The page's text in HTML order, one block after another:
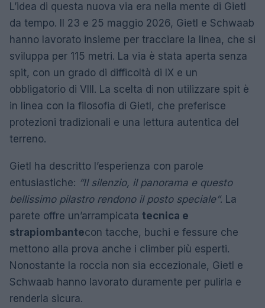
L’idea di questa nuova via era nella mente di Gietl
da tempo. Il 23 e 25 maggio 2026, Gietl e Schwaab
hanno lavorato insieme per tracciare la linea, che si
sviluppa per 115 metri. La via è stata aperta senza
spit, con un grado di difficoltà di IX e un
obbligatorio di VIII. La scelta di non utilizzare spit è
in linea con la filosofia di Gietl, che preferisce
protezioni tradizionali e una lettura autentica del
terreno.
Gietl ha descritto l’esperienza con parole
entusiastiche: “Il silenzio, il panorama e questo
bellissimo pilastro rendono il posto speciale”. La
parete offre un’arrampicata tecnica e
strapiombantecon tacche, buchi e fessure che
mettono alla prova anche i climber più esperti.
Nonostante la roccia non sia eccezionale, Gietl e
Schwaab hanno lavorato duramente per pulirla e
renderla sicura.